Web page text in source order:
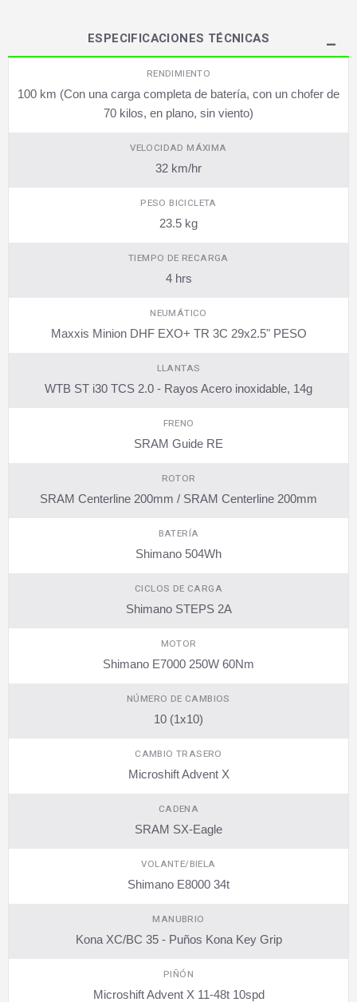
ESPECIFICACIONES TÉCNICAS
RENDIMIENTO
100 km (Con una carga completa de batería, con un chofer de
70 kilos, en plano, sin viento)
VELOCIDAD MÁXIMA
32 km/hr
PESO BICICLETA
23.5 kg
TIEMPO DE RECARGA
4 hrs
NEUMÁTICO
Maxxis Minion DHF EXO+ TR 3C 29x2.5" PESO
LLANTAS
WTB ST i30 TCS 2.0 - Rayos Acero inoxidable, 14g
FRENO
SRAM Guide RE
ROTOR
SRAM Centerline 200mm / SRAM Centerline 200mm
BATERÍA
Shimano 504Wh
CICLOS DE CARGA
Shimano STEPS 2A
MOTOR
Shimano E7000 250W 60Nm
NÚMERO DE CAMBIOS
10 (1x10)
CAMBIO TRASERO
Microshift Advent X
CADENA
SRAM SX-Eagle
VOLANTE/BIELA
Shimano E8000 34t
MANUBRIO
Kona XC/BC 35 - Puños Kona Key Grip
PIÑÓN
Microshift Advent X 11-48t 10spd